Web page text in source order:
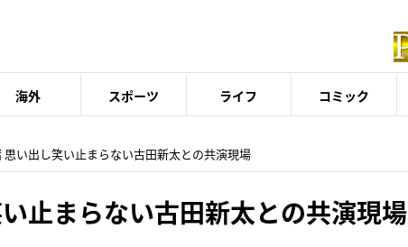
海外 スポーツ ライフ コミック
思い出し笑い止まらない古田新太との共演現場
止まらない古田新太との共演現場